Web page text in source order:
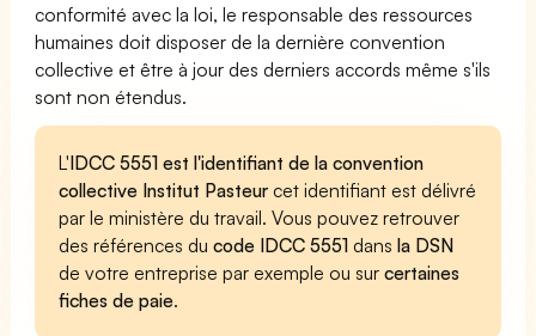
conformité avec la loi, le responsable des ressources
humaines doit disposer de la dernière convention
collective et être à jour des derniers accords même s'ils
sont non étendus.
L'IDCC 5551 est l'identifiant de la convention
collective Institut Pasteur cet identifiant est délivré
par le ministère du travail. Vous pouvez retrouver
des références ducode IDCC 5551 dansla DSN
de votre entreprise par exemple ou surcertaines
fiches de paie.